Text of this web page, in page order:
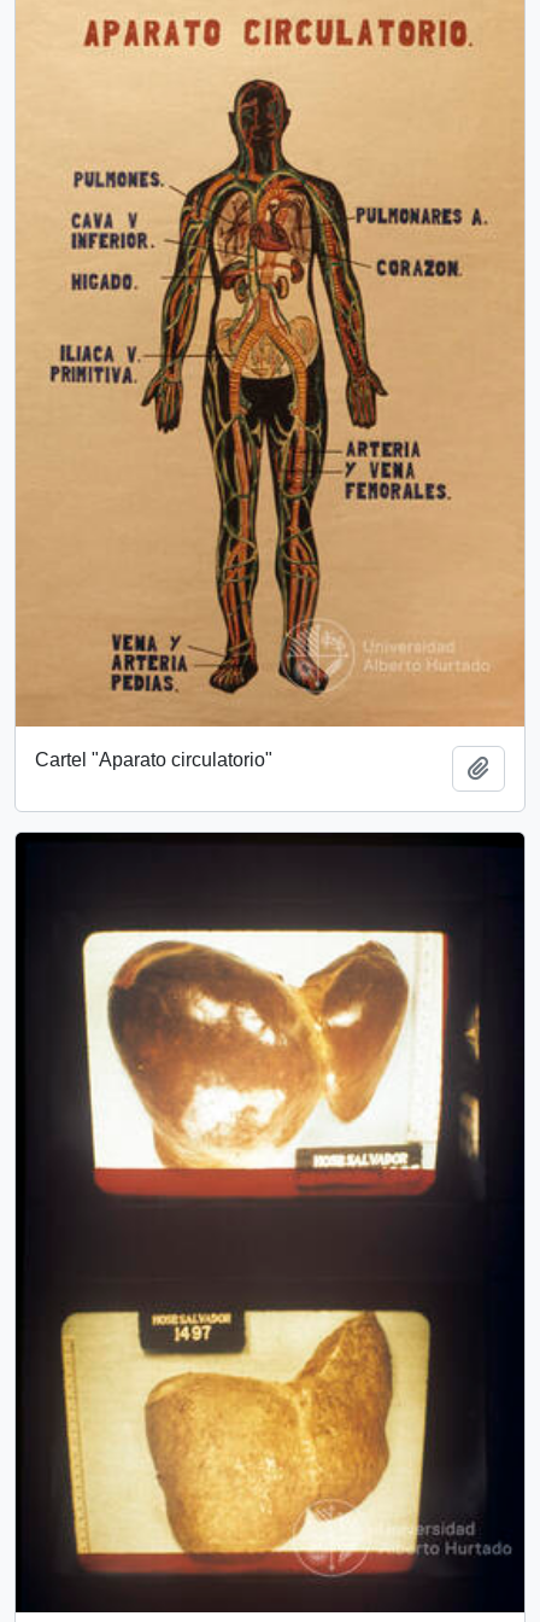
Cartel "Aparato circulatorio"